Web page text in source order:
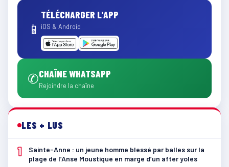
📱
TÉLÉCHARGER L'APP
iOS & Android
✆CHAÎNE WHATSAPP
Rejoindre la chaîne
LES + LUS
1
Sainte-Anne : un jeune homme blessé par balles sur la
plage de l’Anse Moustique en marge d’un after yoles